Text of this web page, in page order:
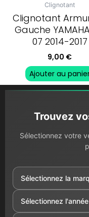
Clignotant
Clignotant
Gauche
07 2014-2017
9,00 €
Ajouter au
Trouvez
Sélectionnez votre